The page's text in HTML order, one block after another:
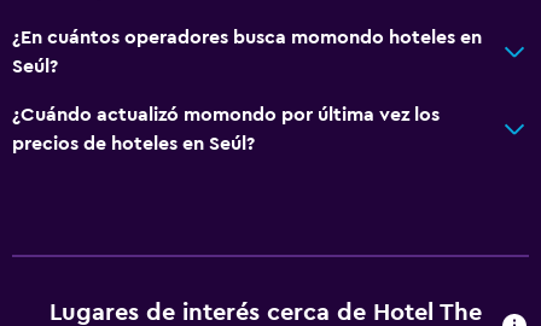
¿En cuántos operadores busca momondo hoteles en
Seúl?
¿Cuándo actualizó momondo por última vez los
precios de hoteles en Seúl?
Lugares de interés cerca de Hotel The